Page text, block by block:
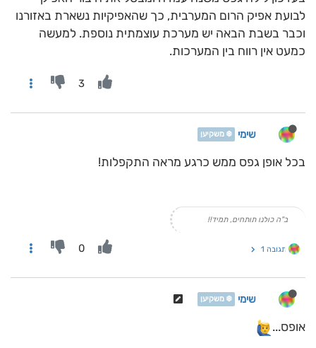
לבועת אפיק הרום המערבית, כך שהאפיקיות נשארת באזורנו
וכבר בשבת הבאה יש מערכת עוצמתית נוספת. למעשה
כמעט אין רווח בין המערכות.
3
שימי ❄️ משקיען
בכל אופן גפס ממש כרגע מראה התקפלות!
ב"ה כולנו תותחים, תמיד!!
תגובה 1 0
שימי ❄️ משקיען
אופס...